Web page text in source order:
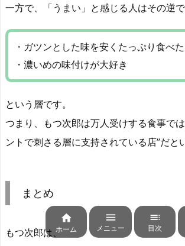
一方で、「うまい」と感じる人はその逆で
・ガツンとした味を安くたっぷり食べ
・濃いめの味付けが大好き
という層です。
つまり、もつ次郎は万人受けする食事で
ントで刺さる層に支持されている店”だと
まとめ
もつ次郎は、

ホーム

メニュー

目次